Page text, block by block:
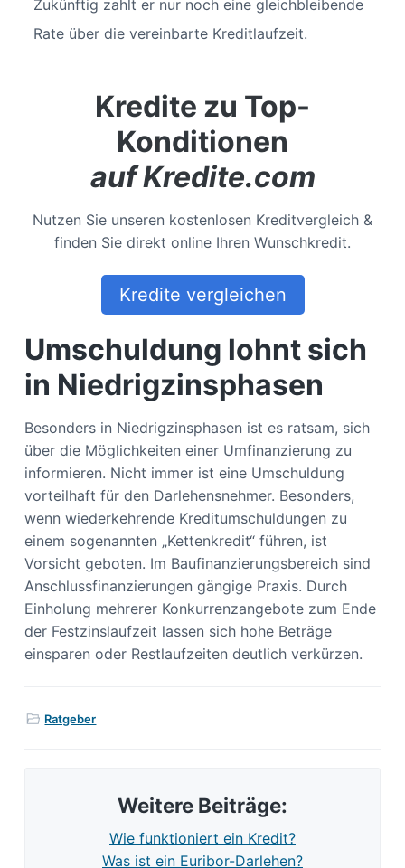
Zukünftig zahlt er nur noch eine gleichbleibende
Rate über die vereinbarte Kreditlaufzeit.
Kredite zu Top-
Konditionen
auf Kredite.com
Nutzen Sie unseren kostenlosen Kreditvergleich &
finden Sie direkt online Ihren Wunschkredit.
Kredite vergleichen
Umschuldung lohnt sich
in Niedrigzinsphasen
Besonders in Niedrigzinsphasen ist es ratsam, sich
über die Möglichkeiten einer Umfinanzierung zu
informieren. Nicht immer ist eine Umschuldung
vorteilhaft für den Darlehensnehmer. Besonders,
wenn wiederkehrende Kreditumschuldungen zu
einem sogenannten „Kettenkredit“ führen, ist
Vorsicht geboten. Im Baufinanzierungsbereich sind
Anschlussfinanzierungen gängige Praxis. Durch
Einholung mehrerer Konkurrenzangebote zum Ende
der Festzinslaufzeit lassen sich hohe Beträge
einsparen oder Restlaufzeiten deutlich verkürzen.
Ratgeber
Weitere Beiträge:
Wie funktioniert ein Kredit?
Was ist ein Euribor-Darlehen?